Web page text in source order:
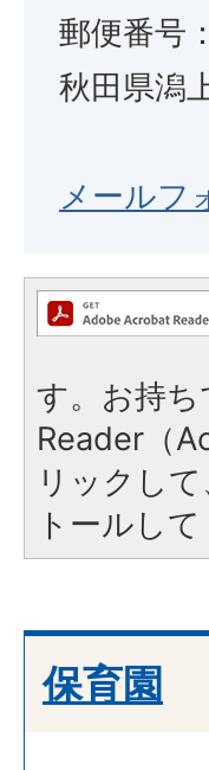
郵便番号
秋田県潟
メールフ
す。お持
Reader（
リックし
トールして
保育園